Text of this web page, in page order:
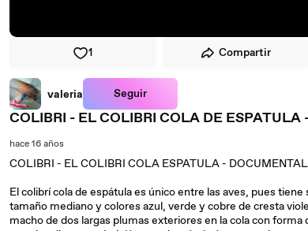
1 Compartir
valeria Seguir
COLIBRI - EL COLIBRI COLA DE
hace 16 años
COLIBRI - EL COLIBRI COLA ESPATULA -
El colibrí cola de espátula es único entre las aves, pues
tamaño mediano y colores azul, verde y cobre de cresta
macho de dos largas plumas exteriores en la cola con